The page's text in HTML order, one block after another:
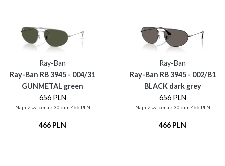
Ray-Ban
Ray-Ban RB 3945 - 004/31
GUNMETAL green
656 PLN
Najniższa cena z 30 dni: 466 PLN
466 PLN
Ray-Ban
Ray-Ban RB 3945 - 002/B1
BLACK dark grey
656 PLN
Najniższa cena z 30 dni: 466 PLN
466 PLN